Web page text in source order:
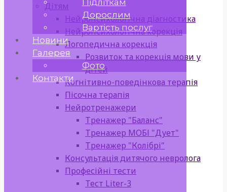
Дітям
Нейропсихологічна діагностика
Нейропсихологічна корекція
Логопедична корекція
Розвиток та корекція мови у
дітей
Когнітивно-поведінкова терапія
Пісочна терапія
Нейротренажери
Тренажер "Баланс"
Тренажер МОБІ "Дует"
Тренажер "Колібрі"
Консультація дитячого невролога
Професійні тести
Тест Liter-3
Підліткам
Дорослим
Вартість послуг
Новини
Галерея
Фото
Контакти